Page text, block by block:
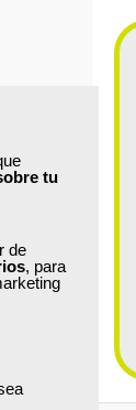
tu
de
, para